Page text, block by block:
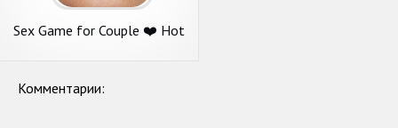
Sex Game for Couple ❤️ Hot
Комментарии: